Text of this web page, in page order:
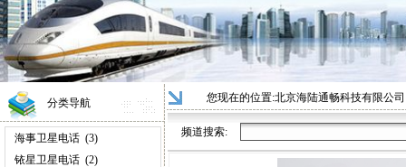
分类导航
海事卫星电话 (3)
铱星卫星电话 (2)
您现在的位置:北京海陆通畅科技有限公司
频道搜索: